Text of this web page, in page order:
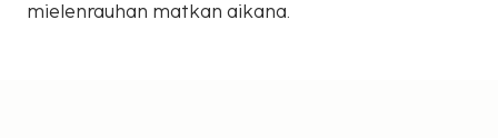
mielenrauhan matkan aikana.